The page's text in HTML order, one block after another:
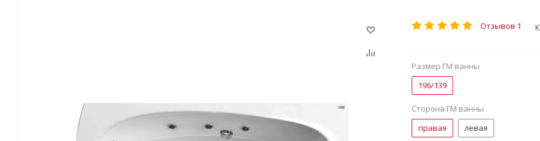
Отзывов 1
Размер ГМ ванны
196/139
Сторона ГМ ванны
правая
левая